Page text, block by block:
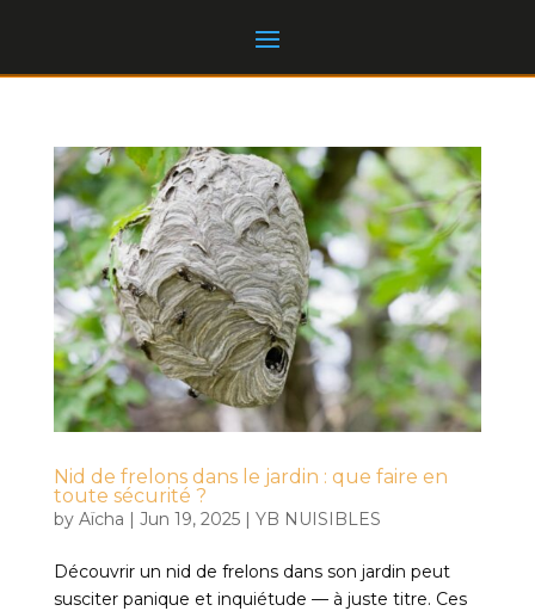
Nid de frelons dans le jardin : que faire en
toute sécurité ?
by Aïcha | Jun 19, 2025| YB NUISIBLES
Découvrir un nid de frelons dans son jardin peut
susciter panique et inquiétude — à juste titre. Ces